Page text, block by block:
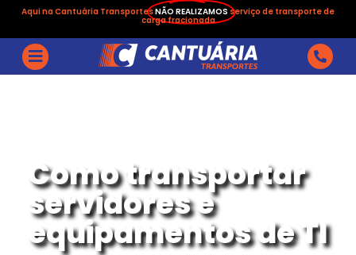
Aqui na Cantuária TransportesNÃO REALIZAMOS serviço de transporte de
carga fracionada
Como transportar
servidores e
equipamentos de TI